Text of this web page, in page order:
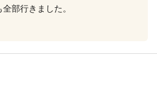
部行きました。